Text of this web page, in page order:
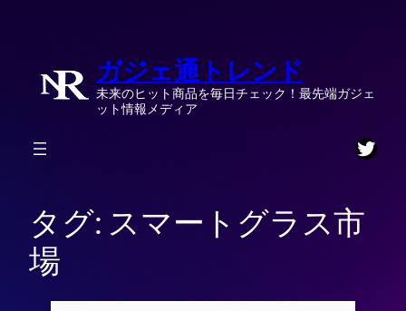
ガジェ通トレンド
未来のヒット商品を毎日チェック！最先端ガジェ
ット情報メディア
タグ: スマートグラス市
場